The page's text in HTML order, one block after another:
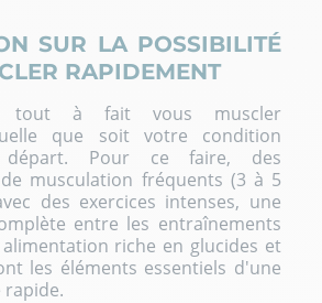
SUR LA POSSIBILITÉ
RAPIDEMENT
tout à fait vous muscler
que soit votre condition
départ. Pour ce faire, des
musculation fréquents (3 à 5
des exercices intenses, une
entre les entraînements
riche en glucides et
les éléments essentiels d'une
rapide.